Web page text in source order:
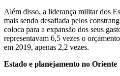
Além disso, a liderança militar dos
mais sendo desafiada pelos
coloca para a expansão dos seus
representavam 6,5 vezes o
em 2019, apenas 2,2 vezes.
Estado e planejamento no Oriente